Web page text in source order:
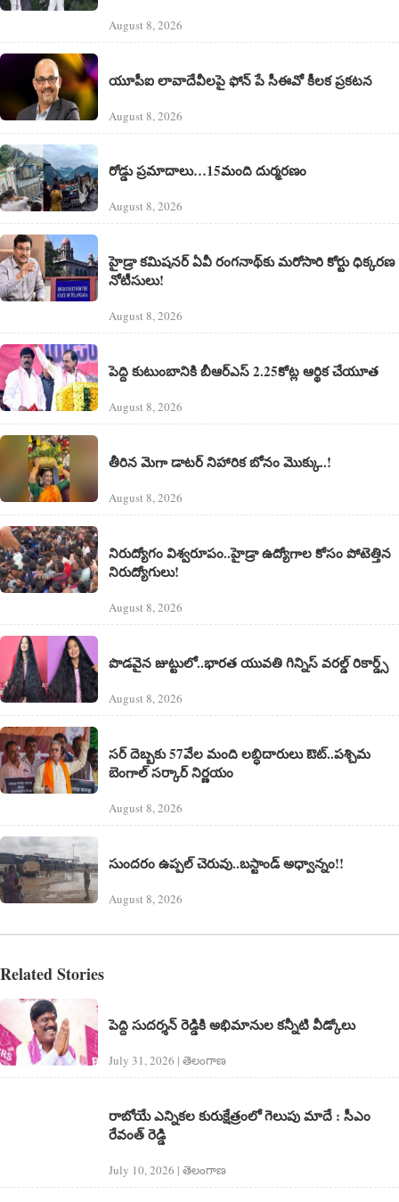
August 8, 2026
యూపీఐ లావాదేవీలపై ఫోన్ పే సీఈవో కీలక ప్రకటన
August 8, 2026
రోడ్డు ప్రమాదాలు…15మంది దుర్మరణం
August 8, 2026
హైడ్రా కమిషనర్ ఏవీ రంగనాథ్‌కు మరోసారి కోర్టు ధిక్కరణ
నోటీసులు!
August 8, 2026
పెద్ది కుటుంబానికి బీఆర్ఎస్ 2.25కోట్ల ఆర్థిక చేయూత
August 8, 2026
తీరిన మెగా డాటర్ నిహారిక బోనం మొక్కు..!
August 8, 2026
నిరుద్యోగం విశ్వరూపం..హైడ్రా ఉద్యోగాల కోసం పోటెత్తిన
నిరుద్యోగులు!
August 8, 2026
పొడవైన జుట్టులో..భారత యువతి గిన్నిస్ వరల్డ్ రికార్డ్స్
August 8, 2026
సర్ దెబ్బకు 57వేల మంది లబ్ధిదారులు ఔట్..పశ్చిమ
బెంగాల్ సర్కార్ నిర్ణయం
August 8, 2026
సుందరం ఉప్పల్ చెరువు..బస్టాండ్ అధ్వాన్నం!!
August 8, 2026
Related Stories
పెద్ది సుదర్శన్ రెడ్డికి అభిమానుల కన్నీటి వీడ్కోలు
July 31, 2026 | తెలంగాణ‌
రాబోయే ఎన్నికల కురుక్షేత్రంలో గెలుపు మాదే : సీఎం
రేవంత్ రెడ్డి
July 10, 2026 | తెలంగాణ‌